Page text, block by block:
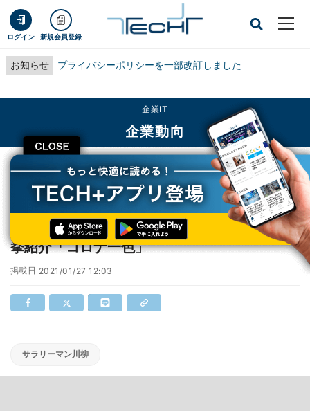
ログイン 新規会員登録
お知らせ プライバシーポリシーを一部改訂しました
CLOSE
企業IT
企業動向
TECH+ 企業IT
企業動向
第34回サラリーマン川柳優秀100句決定、一挙紹介「コロナ一色」
第34回サラリーマン川柳優秀100句決定、一
挙紹介「コロナ一色」
掲載日 2021/01/27 12:03
サラリーマン川柳